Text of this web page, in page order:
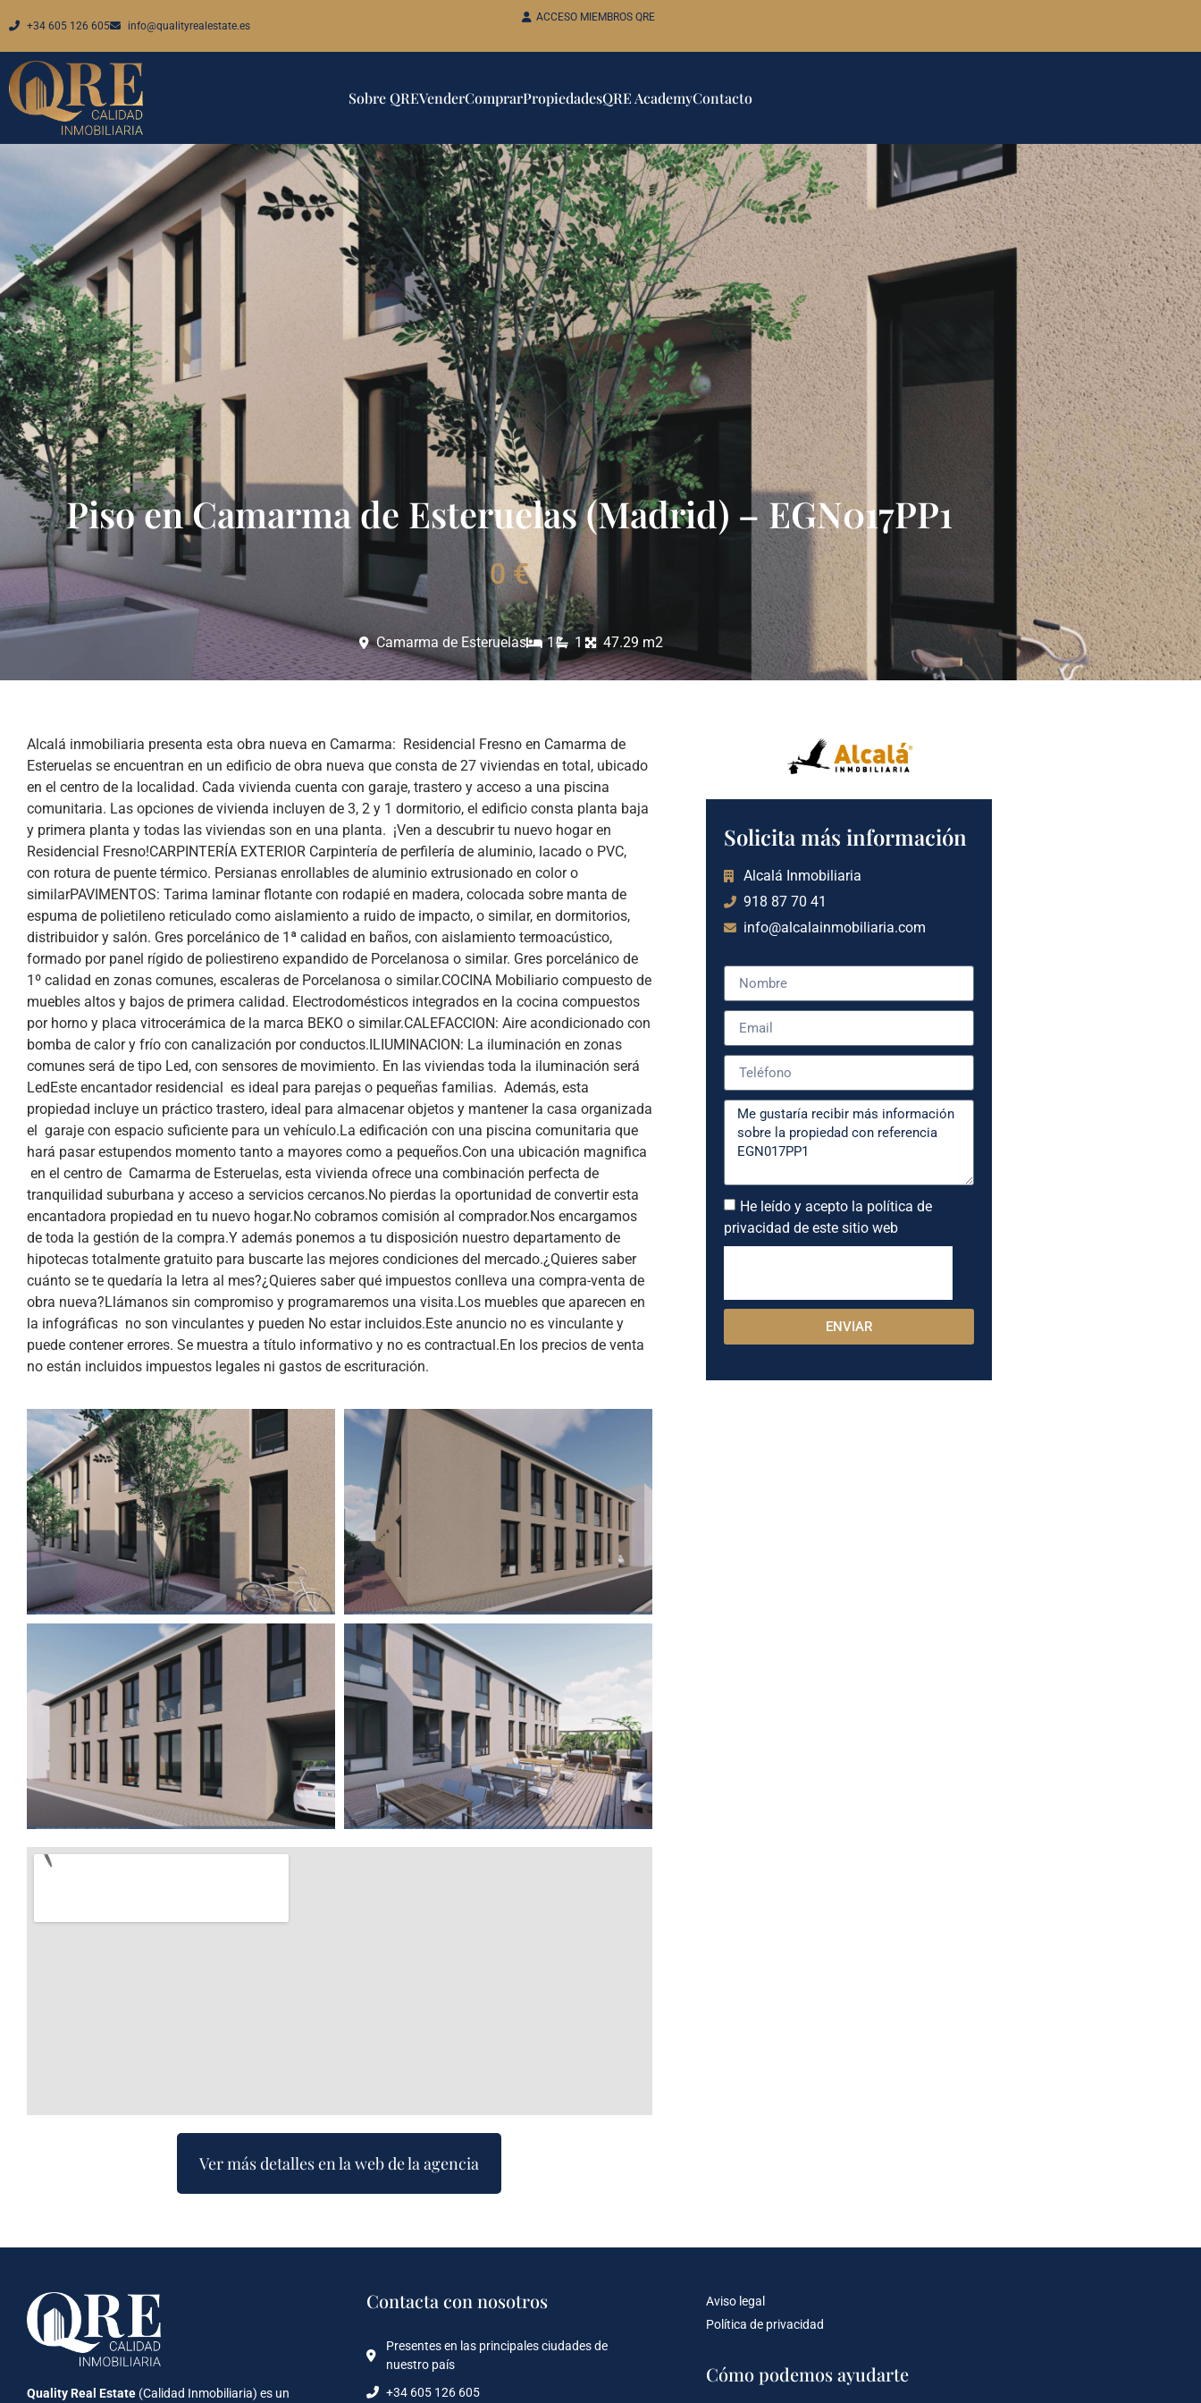
+34 605 126 605 info@qualityrealestate.es
ACCESO MIEMBROS QRE
Sobre QREVenderComprarPropiedadesQRE AcademyContacto
Piso en Camarma de Esteruelas (Madrid) – EGN017PP1
0 €
Camarma de Esteruelas 1 1 47.29 m2
Alcalá inmobiliaria presenta esta obra nueva en Camarma: Residencial Fresno en Camarma de
Esteruelas se encuentran en un edificio de obra nueva que consta de 27 viviendas en total, ubicado
en el centro de la localidad. Cada vivienda cuenta con garaje, trastero y acceso a una piscina
comunitaria. Las opciones de vivienda incluyen de 3, 2 y 1 dormitorio, el edificio consta planta baja
y primera planta y todas las viviendas son en una planta. ¡Ven a descubrir tu nuevo hogar en
Residencial Fresno!CARPINTERÍA EXTERIOR Carpintería de perfilería de aluminio, lacado o PVC,
con rotura de puente térmico. Persianas enrollables de aluminio extrusionado en color o
similarPAVIMENTOS: Tarima laminar flotante con rodapié en madera, colocada sobre manta de
espuma de polietileno reticulado como aislamiento a ruido de impacto, o similar, en dormitorios,
distribuidor y salón. Gres porcelánico de 1ª calidad en baños, con aislamiento termoacústico,
formado por panel rígido de poliestireno expandido de Porcelanosa o similar. Gres porcelánico de
1º calidad en zonas comunes, escaleras de Porcelanosa o similar.COCINA Mobiliario compuesto de
muebles altos y bajos de primera calidad. Electrodomésticos integrados en la cocina compuestos
por horno y placa vitrocerámica de la marca BEKO o similar.CALEFACCION: Aire acondicionado con
bomba de calor y frío con canalización por conductos.ILIUMINACION: La iluminación en zonas
comunes será de tipo Led, con sensores de movimiento. En las viviendas toda la iluminación será
LedEste encantador residencial es ideal para parejas o pequeñas familias. Además, esta
propiedad incluye un práctico trastero, ideal para almacenar objetos y mantener la casa organizada
el garaje con espacio suficiente para un vehículo.La edificación con una piscina comunitaria que
hará pasar estupendos momento tanto a mayores como a pequeños.Con una ubicación magnifica
en el centro de Camarma de Esteruelas, esta vivienda ofrece una combinación perfecta de
tranquilidad suburbana y acceso a servicios cercanos.No pierdas la oportunidad de convertir esta
encantadora propiedad en tu nuevo hogar.No cobramos comisión al comprador.Nos encargamos
de toda la gestión de la compra.Y además ponemos a tu disposición nuestro departamento de
hipotecas totalmente gratuito para buscarte las mejores condiciones del mercado.¿Quieres saber
cuánto se te quedaría la letra al mes?¿Quieres saber qué impuestos conlleva una compra-venta de
obra nueva?Llámanos sin compromiso y programaremos una visita.Los muebles que aparecen en
la infográficas no son vinculantes y pueden No estar incluidos.Este anuncio no es vinculante y
puede contener errores. Se muestra a título informativo y no es contractual.En los precios de venta
no están incluidos impuestos legales ni gastos de escrituración.
Ver más detalles en la web de la agencia
Solicita más información
Alcalá Inmobiliaria
918 87 70 41
info@alcalainmobiliaria.com
He leído y acepto la política de
privacidad de este sitio web
ENVIAR
Quality Real Estate (Calidad Inmobiliaria) es un
Contacta con nosotros
Presentes en las principales ciudades de
nuestro país
+34 605 126 605
Aviso legal
Política de privacidad
Cómo podemos ayudarte